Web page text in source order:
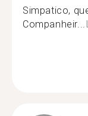
Simpatico,
Companheir...